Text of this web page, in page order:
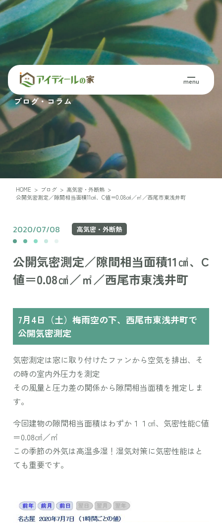
menu
Blog・Column
ブログ・コラム
HOME > ブログ > 高気密・外断熱 >
公開気密測定／隙間相当面積11㎠、C値＝0.08㎠／㎡／西尾市東浅井町
2020/07/08 高気密・外断熱
公開気密測定／隙間相当面積11㎠、C
値＝0.08㎠／㎡／西尾市東浅井町
7月4日（土）梅雨空の下、西尾市東浅井町で
公開気密測定
気密測定は窓に取り付けたファンから空気を排出、そ
の時の室内外圧力を測定
その風量と圧力差の関係から隙間相当面積を推定しま
す。
今回建物の隙間相当面積はわずか１１㎠、気密性能C値
＝0.08㎠／㎡
この季節の外気は高温多湿！湿気対策に気密性能はと
ても重要です。